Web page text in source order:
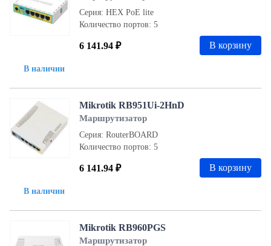
В наличии
Серия: HEX PoE lite
Количество портов: 5
6 141.94 ₽ В корзину
В наличии
Mikrotik RB951Ui-2HnD
Маршрутизатор
Серия: RouterBOARD
Количество портов: 5
6 141.94 ₽ В корзину
Mikrotik RB960PGS
Маршрутизатор